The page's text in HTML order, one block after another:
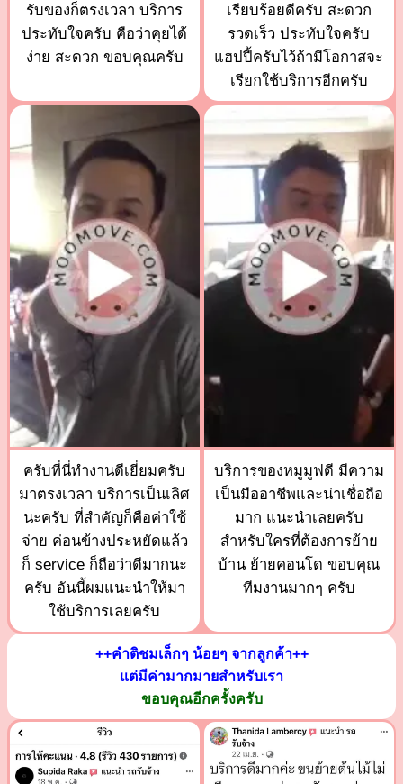
รับของก็ตรงเวลา บริการ
ประทับใจครับ คือว่าคุยได้
ง่าย สะดวก ขอบคุณครับ
เรียบร้อยดีครับ สะดวก
รวดเร็ว ประทับใจครับ
แฮปปี้ครับไว้ถ้ามีโอกาสจะ
เรียกใช้บริการอีกครับ
ครับที่นี่ทำงานดีเยี่ยมครับ
มาตรงเวลา บริการเป็นเลิศ
นะครับ ที่สำคัญก็คือค่าใช้
จ่าย ค่อนข้างประหยัดแล้ว
ก็ service ก็ถือว่าดีมากนะ
ครับ อันนี้ผมแนะนำให้มา
ใช้บริการเลยครับ
บริการของหมูมูฟดี มีความ
เป็นมืออาชีพและน่าเชื่อถือ
มาก แนะนำเลยครับ
สำหรับใครที่ต้องการย้าย
บ้าน ย้ายคอนโด ขอบคุณ
ทีมงานมากๆ ครับ
++คำติชมเล็กๆ น้อยๆ จากลูกค้า++
แต่มีค่ามากมายสำหรับเรา
ขอบคุณอีกครั้งครับ